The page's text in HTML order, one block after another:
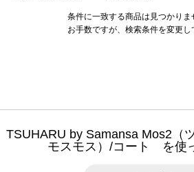
条件に一致する商品は見つかりま
お手数ですが、検索条件を変更し
TSUHARU by Samansa Mos2（
モスモス）/コート を使